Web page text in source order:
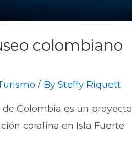
colombiano
/ BySteffy Riquett
Colombia es un proyecto
coralina en Isla Fuerte